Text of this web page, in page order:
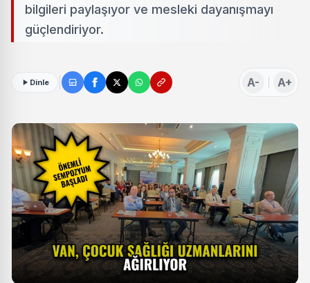
bilgileri paylaşıyor ve mesleki dayanışmayı
güçlendiriyor.
Dinle A- A+